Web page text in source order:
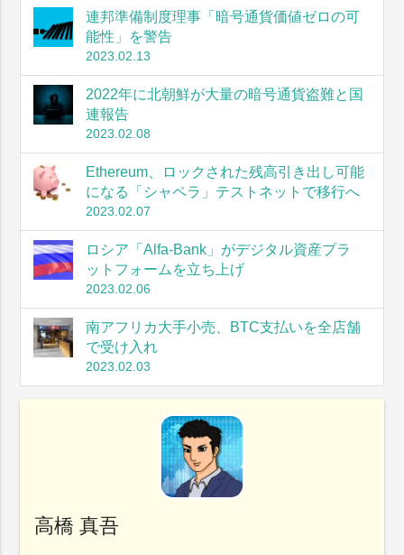
連邦準備制度理事「暗号通貨価値ゼロの可
能性」を警告
2023.02.13
2022年に北朝鮮が大量の暗号通貨盗難と国
連報告
2023.02.08
Ethereum、ロックされた残高引き出し可能
になる「シャペラ」テストネットで移行へ
2023.02.07
ロシア「Alfa-Bank」がデジタル資産プラ
ットフォームを立ち上げ
2023.02.06
南アフリカ大手小売、BTC支払いを全店舗
で受け入れ
2023.02.03
高橋 真吾